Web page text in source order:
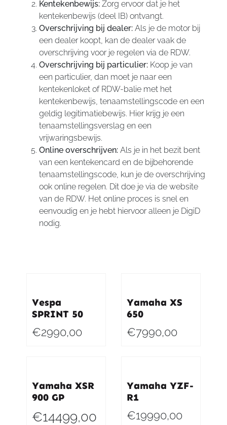
Kentekenbewijs: Zorg ervoor dat je het
kentekenbewijs (deel IB) ontvangt.
Overschrijving bij dealer: Als je de motor bij
een dealer koopt, kan de dealer vaak de
overschrijving voor je regelen via de RDW.
Overschrijving bij particulier: Koop je van
een particulier, dan moet je naar een
kentekenloket of RDW-balie met het
kentekenbewijs, tenaamstellingscode en een
geldig legitimatiebewijs. Hier krijg je een
tenaamstellingsverslag en een
vrijwaringsbewijs.
Online overschrijven: Als je in het bezit bent
van een kentekencard en de bijbehorende
tenaamstellingscode, kun je de overschrijving
ook online regelen. Dit doe je via de website
van de RDW. Het online proces is snel en
eenvoudig en je hebt hiervoor alleen je DigiD
nodig.
Vespa
SPRINT 50
€2990,00
Yamaha XS
650
€7990,00
Yamaha XSR
900 GP
€14499,00
Yamaha YZF-
R1
€19990,00